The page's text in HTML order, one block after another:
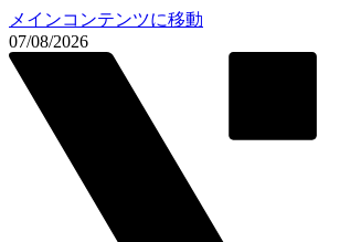
メインコンテンツに移動
07/08/2026